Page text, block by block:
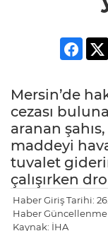
Mersin’de
cezası
aranan
maddeyi
tuvalet
çalışırken
Haber Giriş Tarihi:
Haber Güncellenme
Kaynak: İHA